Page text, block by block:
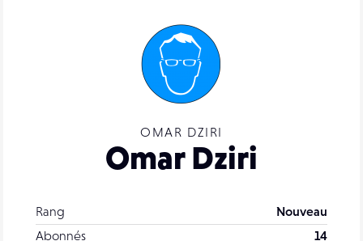
OMAR DZIRI
Omar Dziri
Rang
Nouveau
Abonnés
14